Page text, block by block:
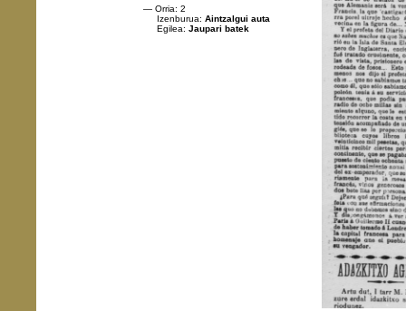
— Orria: 2
Izenburua: Aintzalgui auta
Egilea: Jaupari batek